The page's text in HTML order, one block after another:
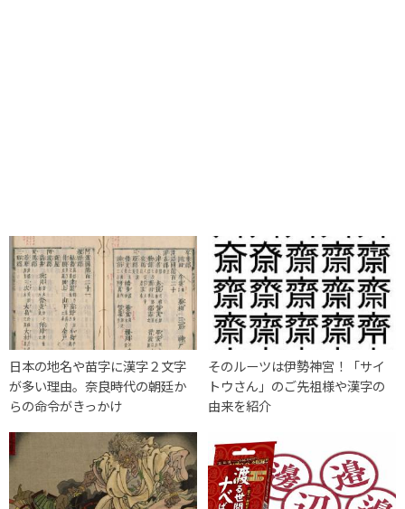
日本の地名や苗字に漢字２文字
が多い理由。奈良時代の朝廷か
らの命令がきっかけ
そのルーツは伊勢神宮！「サイ
トウさん」のご先祖様や漢字の
由来を紹介